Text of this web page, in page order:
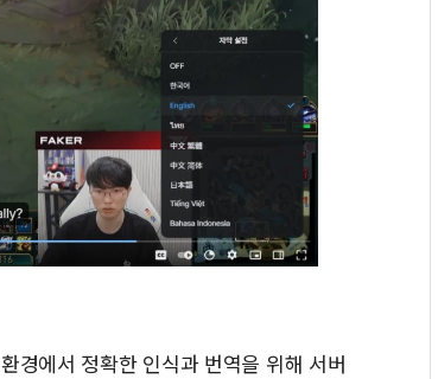
경에서 정확한 인식과 번역을 위해 서버